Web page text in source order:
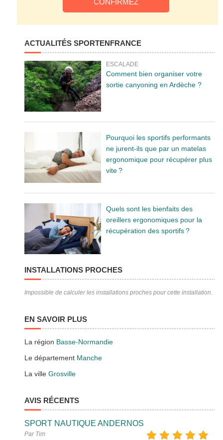
ACTUALITÉS SPORTENFRANCE
ESCALADE
Comment bien organiser votre
sortie canyoning en Ardèche ?
Pourquoi les sportifs performants
ne jurent-ils que par un matelas
ergonomique pour récupérer plus
vite ?
Quels sont les bienfaits des
oreillers ergonomiques pour la
récupération des sportifs ?
INSTALLATIONS PROCHES
Impossible de calculer les installations proches pour cette installation.
EN SAVOIR PLUS
La région Basse-Normandie
Le département Manche
La villeGrosville
AVIS RÉCENTS
SPORT NAUTIQUE ANDERNOS
Par Tim